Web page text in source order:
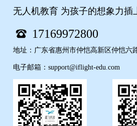
无人机教育 为孩子的想象力插
17169972800
地址：广东省惠州市仲恺高新区仲恺六
电子邮箱：support@iflight-edu.com